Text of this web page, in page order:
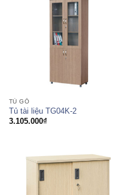
TỦ GỖ
Tủ tài liệu TG04K-2
3.105.000₫